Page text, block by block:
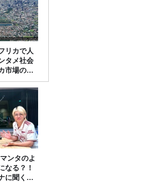
リカで人
タメ社会
市場のリ
ンタのよ
なる？！
に聞くメ